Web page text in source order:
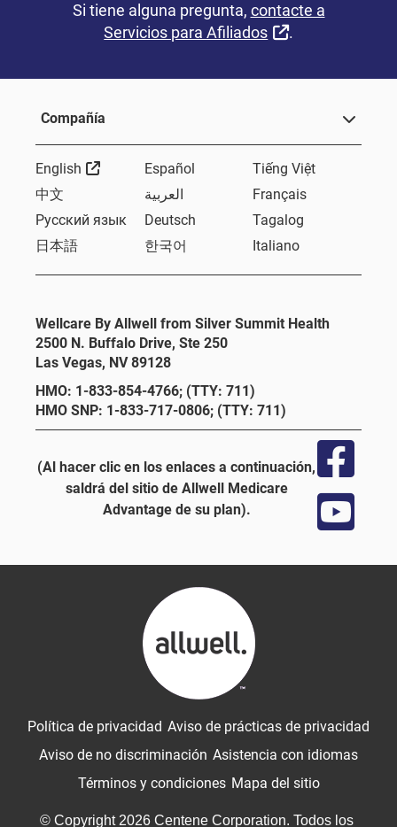
Si tiene alguna pregunta, contacte a
Servicios para Afiliados
Sitio Externo
.
Compañía
English Sitio Externo
Español
Tiếng Việt
中文
العربية
Français
Русский язык
Deutsch
Tagalog
日本語
한국어 Italiano
Wellcare By Allwell from Silver Summit Health
2500 N. Buffalo Drive, Ste 250
Las Vegas, NV 89128
HMO: 1-833-854-4766; (TTY: 711)
HMO SNP: 1-833-717-0806; (TTY: 711)
(Al hacer clic en los enlaces a continuación,
saldrá del sitio de Allwell Medicare
Advantage de su plan).
Política de privacidad Aviso de prácticas de privacidad
Aviso de no discriminación Asistencia con idiomas
Términos y condiciones Mapa del sitio
© Copyright 2026 Centene Corporation. Todos los